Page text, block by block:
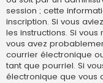
session ; cette
inscription. Si vous
les instructions. Si
vous avez
courrier électronique
tant que pourriel. Si
électronique que vous